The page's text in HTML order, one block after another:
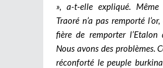
», a-t-elle expliqué.
Traoré n’a pas remporté
fière de remporter l’Etalon
Nous avons des problèmes.
réconforté le peuple